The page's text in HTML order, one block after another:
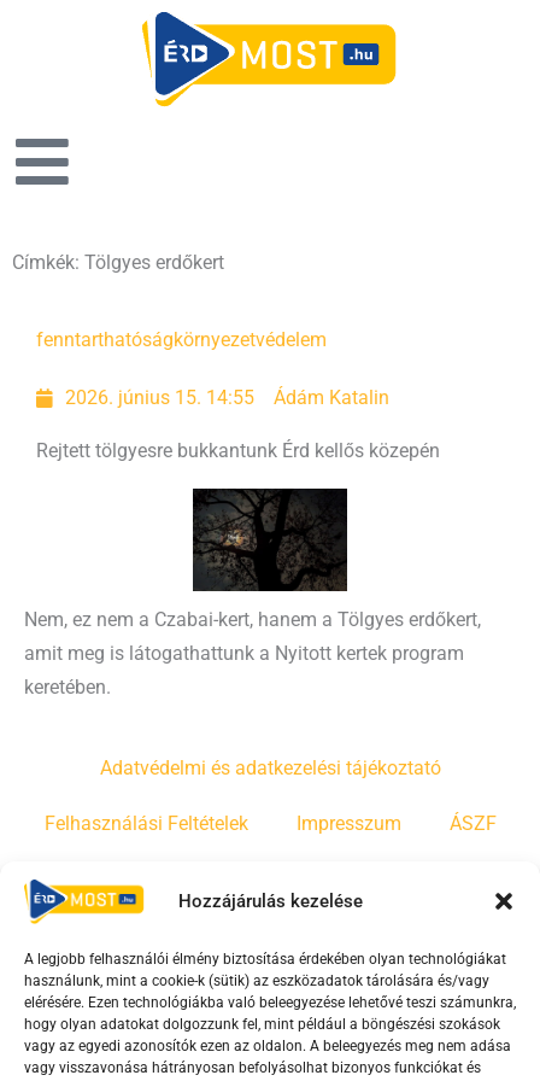
Hozzájárulás kezelése
A legjobb felhasználói élmény biztosítása érdekében olyan technológiákat
használunk, mint a cookie-k (sütik) az eszközadatok tárolására és/vagy
elérésére. Ezen technológiákba való beleegyezése lehetővé teszi számunkra,
hogy olyan adatokat dolgozzunk fel, mint például a böngészési szokások
vagy az egyedi azonosítók ezen az oldalon. A beleegyezés meg nem adása
vagy visszavonása hátrányosan befolyásolhat bizonyos funkciókat és
Címkék: Tölgyes erdőkert
fenntarthatóságkörnyezetvédelem
2026. június 15. 14:55 Ádám Katalin
Rejtett tölgyesre bukkantunk Érd kellős közepén
Nem, ez nem a Czabai-kert, hanem a Tölgyes erdőkert,
amit meg is látogathattunk a Nyitott kertek program
keretében.
Adatvédelmi és adatkezelési tájékoztató
Felhasználási Feltételek Impresszum ÁSZF
Irányelvek
F
a
c
e
Y
o
u
t
T
i
k
t